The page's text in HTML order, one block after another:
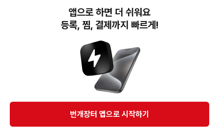
Street 큐티스트리트 제
일복권
번개장터(주) 사업자정보, 이용약관 및 기타 법적고지
번개장터㈜는 통신판매중개자이며, 통신판매의 당사자가 아닙니다. 전자상거래 등에서의
소비자보호에 관한 법률 등 관련 법령 및 번개장터㈜의 약관에 따라 상품, 상품정보, 거래에 관한 책임은
개별 판매자에게 귀속하고, 번개장터㈜는 원칙적으로 회원간 거래에 대하여 책임을 지지 않습니다.
다만, 번개장터㈜가 직접 판매하는 상품에 대한 책임은 번개장터㈜에게 귀속합니다.
APP 다운로드
앱으로 하면 더 쉬워요
등록, 찜, 결제까지 빠르게!
번개장터 앱으로 시작하기